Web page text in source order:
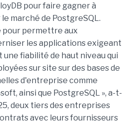
pour faire gagner à
marché de PostgreSQL.
pour permettre aux
les applications exigeant
fiabilité de haut niveau qui
sur site sur des bases de
d'entreprise comme
ainsi que PostgreSQL », a-t-
deux tiers des entreprises
avec leurs fournisseurs